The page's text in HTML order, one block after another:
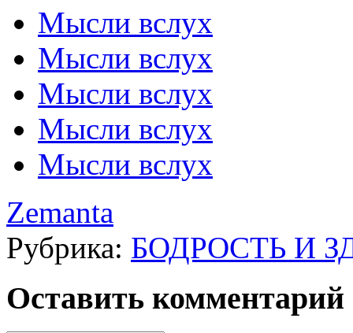
Мысли вслух
Мысли вслух
Мысли вслух
Мысли вслух
Мысли вслух
Zemanta
Рубрика: БОДРОСТЬ И
Оставить комментарий